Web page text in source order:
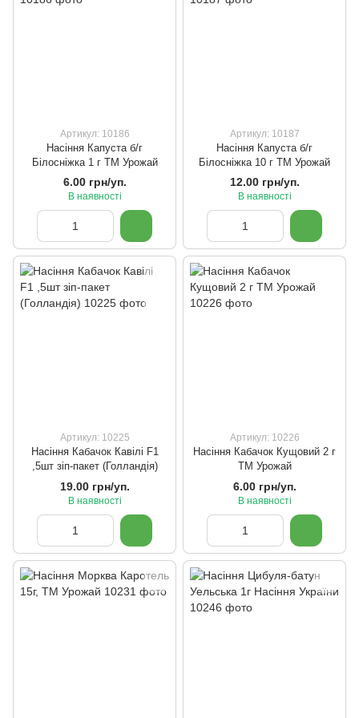
Артикул: 10186
Насіння Капуста б/г
Білосніжка 1 г ТМ Урожай
6.00 грн/уп.
В наявності
Артикул: 10187
Насіння Капуста б/г
Білосніжка 10 г ТМ Урожай
12.00 грн/уп.
В наявності
Артикул: 10225
Насіння Кабачок Кавілі F1
,5шт зіп-пакет (Голландія)
19.00 грн/уп.
В наявності
Артикул: 10226
Насіння Кабачок Кущовий 2 г
ТМ Урожай
6.00 грн/уп.
В наявності